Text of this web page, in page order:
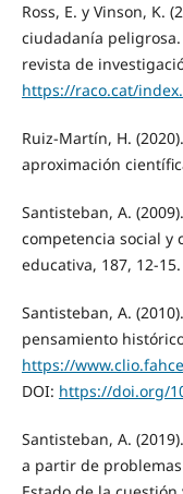
Ross, E. y Vinson, K.
ciudadanía peligrosa.
revista de
https://raco.cat/
Ruiz-Martín, H.
aproximación
Santisteban, A.
competencia social y
educativa, 187, 12-15.
Santisteban, A.
pensamiento
https://
DOI: https://doi.org/
Santisteban, A.
a partir de